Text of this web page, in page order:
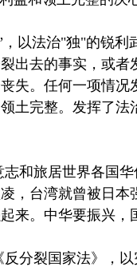
以法治"独"的锐利
出去的事实，或者
失。任何一项情况
土完整。发挥了法
和旅居世界各国
，台湾就曾被日本
来。中华要振兴，
分裂国家法》，